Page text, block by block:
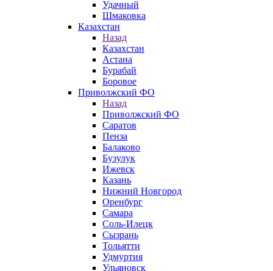
Удачный
Шмаковка
Казахстан
Назад
Казахстан
Астана
Бурабай
Боровое
Приволжский ФО
Назад
Приволжский ФО
Саратов
Пенза
Балаково
Бузулук
Ижевск
Казань
Нижний Новгород
Оренбург
Самара
Соль-Илецк
Сызрань
Тольятти
Удмуртия
Ульяновск